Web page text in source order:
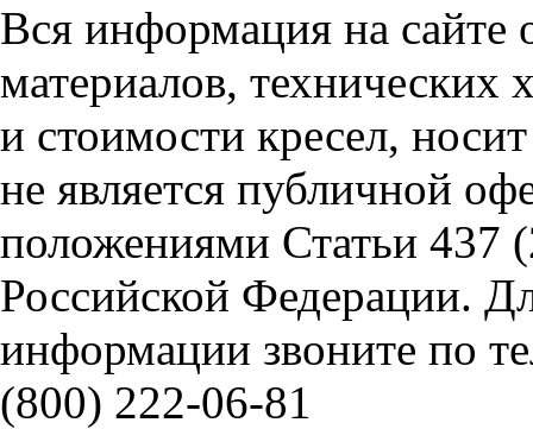
Вся информация на сайте
материалов, технических
и стоимости кресел,
не является публичной
положениями Статьи 437
Российской Федерации.
информации звоните по
(800) 222-06-81